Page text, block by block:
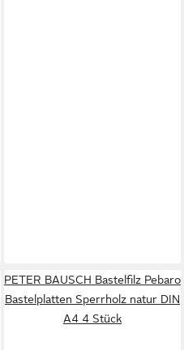
PETER BAUSCH Bastelfilz Pebaro
Bastelplatten Sperrholz natur DIN
A4 4 Stück